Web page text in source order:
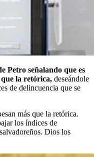
Petro señalando que es
la retórica, deseándole
de delincuencia que se
más que la retórica.
los índices de
Dios los